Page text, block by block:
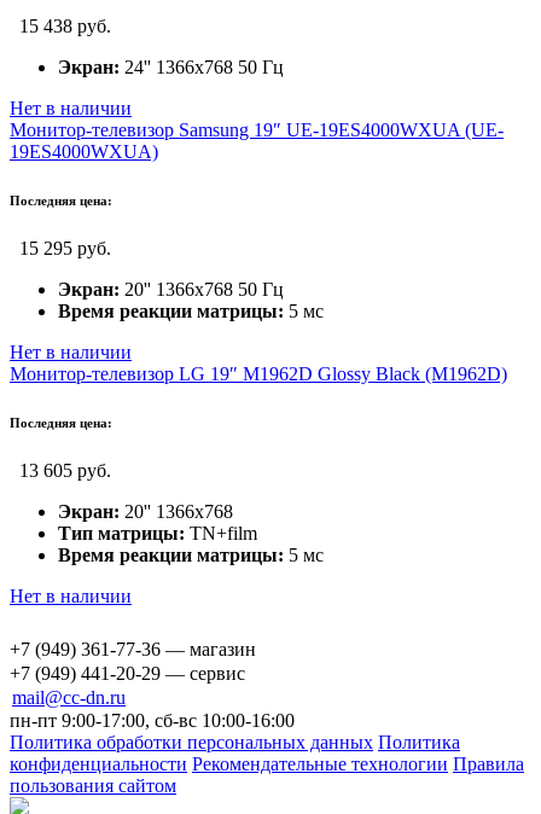
15 438 руб.
Экран: 24'' 1366х768 50 Гц
Нет в наличии
Монитор-телевизор Samsung 19″ UE-19ES4000WXUA (UE-
19ES4000WXUA)
Последняя цена:
15 295 руб.
Экран: 20'' 1366х768 50 Гц
Время реакции матрицы: 5 мс
Нет в наличии
Монитор-телевизор LG 19″ M1962D Glossy Black (M1962D)
Последняя цена:
13 605 руб.
Экран: 20'' 1366х768
Тип матрицы: TN+film
Время реакции матрицы: 5 мс
Нет в наличии
+7 (949) 361-77-36 — магазин
+7 (949) 441-20-29 — сервис
mail@cc-dn.ru
пн-пт 9:00-17:00, сб-вс 10:00-16:00
Политика обработки персональных данных Политика
конфиденциальности Рекомендательные технологии Правила
пользования сайтом